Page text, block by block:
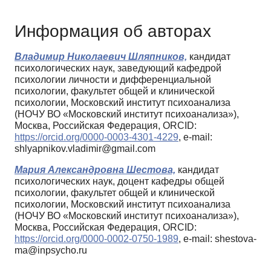
Информация об авторах
Владимир Николаевич Шляпников, кандидат
психологических наук, заведующий кафедрой
психологии личности и дифференциальной
психологии, факультет общей и клинической
психологии, Московский институт психоанализа
(НОЧУ ВО «Московский институт психоанализа»),
Москва, Российская Федерация, ORCID:
https://orcid.org/0000-0003-4301-4229, e-mail:
shlyapnikov.vladimir@gmail.com
Мария Александровна Шестова, кандидат
психологических наук, доцент кафедры общей
психологии, факультет общей и клинической
психологии, Московский институт психоанализа
(НОЧУ ВО «Московский институт психоанализа»),
Москва, Российская Федерация, ORCID:
https://orcid.org/0000-0002-0750-1989, e-mail: shestova-
ma@inpsycho.ru